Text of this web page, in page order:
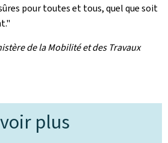
pour toutes et tous, quel que soit
de la Mobilité et des Travaux
plus